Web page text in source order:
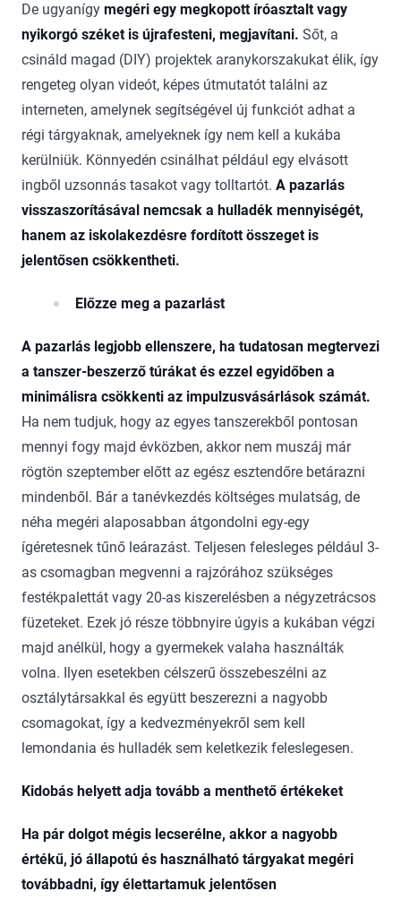
De ugyanígy megéri egy megkopott íróasztalt vagy
nyikorgó széket is újrafesteni, megjavítani. Sőt, a
csináld magad (DIY) projektek aranykorszakukat élik, így
rengeteg olyan videót, képes útmutatót találni az
interneten, amelynek segítségével új funkciót adhat a
régi tárgyaknak, amelyeknek így nem kell a kukába
kerülniük. Könnyedén csinálhat például egy elvásott
ingből uzsonnás tasakot vagy tolltartót. A pazarlás
visszaszorításával nemcsak a hulladék mennyiségét,
hanem az iskolakezdésre fordított összeget is
jelentősen csökkentheti.
Előzze meg a pazarlást
A pazarlás legjobb ellenszere, ha tudatosan megtervezi
a tanszer-beszerző túrákat és ezzel egyidőben a
minimálisra csökkenti az impulzusvásárlások számát.
Ha nem tudjuk, hogy az egyes tanszerekből pontosan
mennyi fogy majd évközben, akkor nem muszáj már
rögtön szeptember előtt az egész esztendőre betárazni
mindenből. Bár a tanévkezdés költséges mulatság, de
néha megéri alaposabban átgondolni egy-egy
ígéretesnek tűnő leárazást. Teljesen felesleges például 3-
as csomagban megvenni a rajzórához szükséges
festékpalettát vagy 20-as kiszerelésben a négyzetrácsos
füzeteket. Ezek jó része többnyire úgyis a kukában végzi
majd anélkül, hogy a gyermekek valaha használták
volna. Ilyen esetekben célszerű összebeszélni az
osztálytársakkal és együtt beszerezni a nagyobb
csomagokat, így a kedvezményekről sem kell
lemondania és hulladék sem keletkezik feleslegesen.
Kidobás helyett adja tovább a menthető értékeket
Ha pár dolgot mégis lecserélne, akkor a nagyobb
értékű, jó állapotú és használható tárgyakat megéri
továbbadni, így élettartamuk jelentősen